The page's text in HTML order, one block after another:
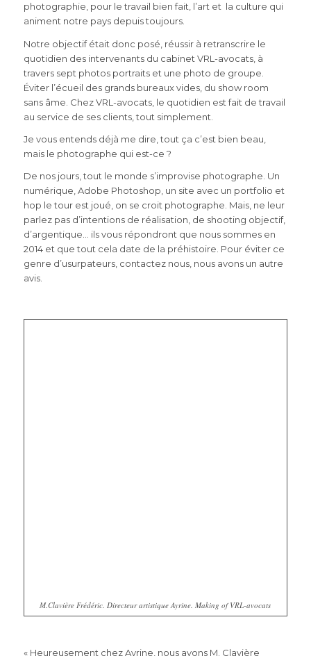
photographie, pour le travail bien fait, l’art et la culture qui
animent notre pays depuis toujours.
Notre objectif était donc posé, réussir à retranscrire le
quotidien des intervenants du cabinet VRL-avocats, à
travers sept photos portraits et une photo de groupe.
Éviter l’écueil des grands bureaux vides, du show room
sans âme. Chez VRL-avocats, le quotidien est fait de travail
au service de ses clients, tout simplement.
Je vous entends déjà me dire, tout ça c’est bien beau,
mais le photographe qui est-ce ?
De nos jours, tout le monde s’improvise photographe. Un
numérique, Adobe Photoshop, un site avec un portfolio et
hop le tour est joué, on se croit photographe. Mais, ne leur
parlez pas d’intentions de réalisation, de shooting objectif,
d’argentique… ils vous répondront que nous sommes en
2014 et que tout cela date de la préhistoire. Pour éviter ce
genre d’usurpateurs, contactez nous, nous avons un autre
avis.
M.Clavière Frédéric. Directeur artistique Ayrine. Making of VRL-avocats
« Heureusement chez Ayrine, nous avons M. Clavière